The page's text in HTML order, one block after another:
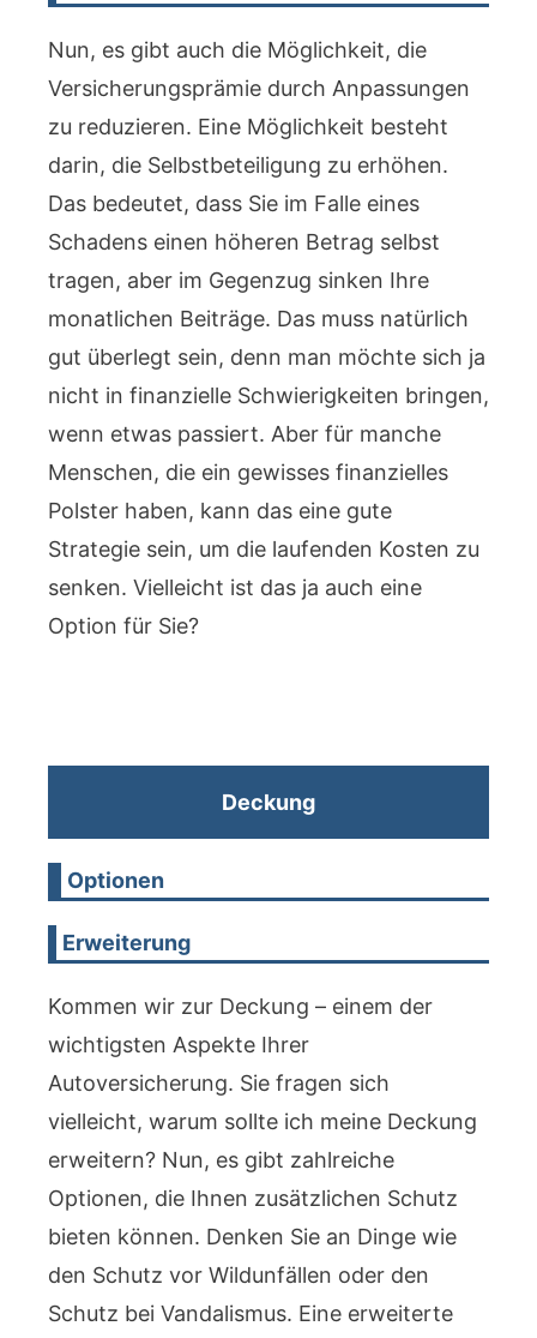
Nun, es gibt auch die Möglichkeit, die
Versicherungsprämie durch Anpassungen
zu reduzieren. Eine Möglichkeit besteht
darin, die Selbstbeteiligung zu erhöhen.
Das bedeutet, dass Sie im Falle eines
Schadens einen höheren Betrag selbst
tragen, aber im Gegenzug sinken Ihre
monatlichen Beiträge. Das muss natürlich
gut überlegt sein, denn man möchte sich ja
nicht in finanzielle Schwierigkeiten bringen,
wenn etwas passiert. Aber für manche
Menschen, die ein gewisses finanzielles
Polster haben, kann das eine gute
Strategie sein, um die laufenden Kosten zu
senken. Vielleicht ist das ja auch eine
Option für Sie?
Deckung
Optionen
Erweiterung
Kommen wir zur Deckung – einem der
wichtigsten Aspekte Ihrer
Autoversicherung. Sie fragen sich
vielleicht, warum sollte ich meine Deckung
erweitern? Nun, es gibt zahlreiche
Optionen, die Ihnen zusätzlichen Schutz
bieten können. Denken Sie an Dinge wie
den Schutz vor Wildunfällen oder den
Schutz bei Vandalismus. Eine erweiterte